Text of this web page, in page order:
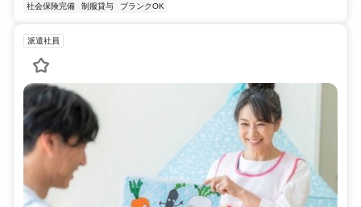
社会保険完備
制服貸与 ブランクOK
派遣社員